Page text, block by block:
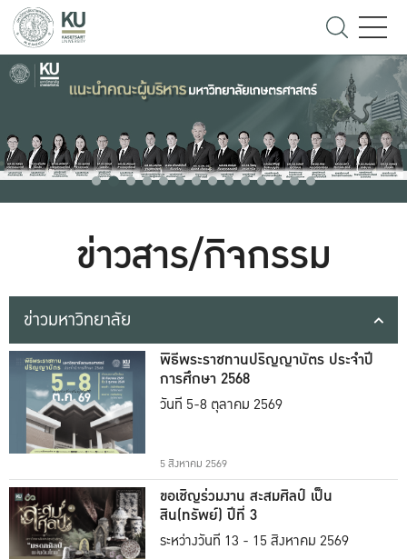
ข่าวสาร/กิจกรรม
ข่าวมหาวิทยาลัย
พิธีพระราชทานปริญญาบัตร ประจำปี
การศึกษา 2568
วันที่ 5-8 ตุลาคม 2569
5 สิงหาคม 2569
ขอเชิญร่วมงาน สะสมศิลป์ เป็น
สิน(ทรัพย์) ปีที่ 3
ระหว่างวันที่ 13 - 15 สิงหาคม 2569